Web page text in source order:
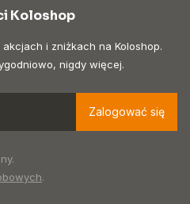
Koloshop
i zniżkach na Koloshop.
nigdy więcej.
Zalogować się
.